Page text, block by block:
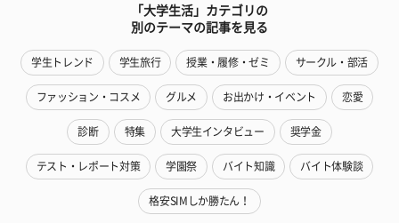
「大学生活」カテゴリの
別のテーマの記事を見る
学生トレンド 学生旅行 授業・履修・ゼミ サークル・部活
ファッション・コスメ グルメ お出かけ・イベント 恋愛
診断 特集 大学生インタビュー 奨学金
テスト・レポート対策 学園祭 バイト知識 バイト体験談
格安SIMしか勝たん！